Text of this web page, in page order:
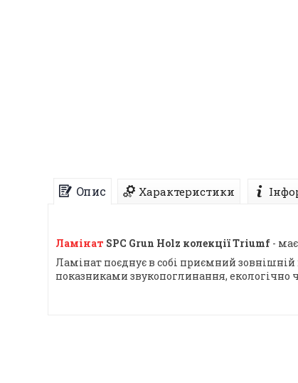
Опис Характеристики
Ламінат SPC Grun Holz колекції Triumf -
Ламінат поєднує в собі приємний
показниками звукопоглинання, екологічно